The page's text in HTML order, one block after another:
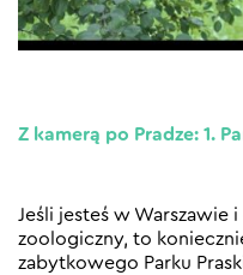
Z kamerą po Pradze: 1.
Jeśli jesteś w Warszawie
zoologiczny, to
zabytkowego Parku